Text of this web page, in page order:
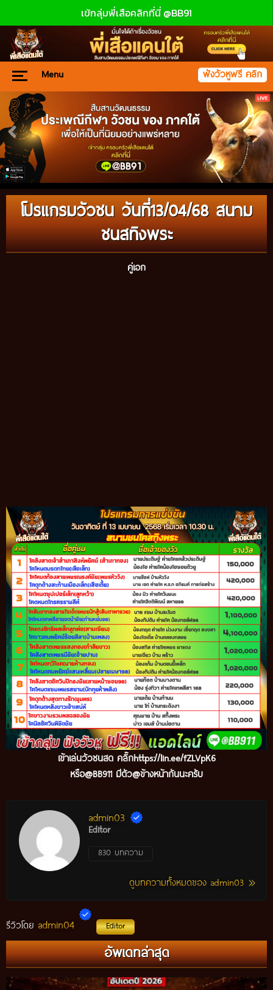
เข้กลุ่มพี่เสือคลิกที่นี่ @BB91
Menu ฟังวัวหูฟรี คลิก
โปรแกรมวัวชน วันที่13/04/68 สนาม
ชนสทิงพระ
คู่เอก
เข้าเล่นวัวชนสด คลิ๊กhttps://lin.ee/fZLVpK6
หรือ@BB911 มีตัว@ข้างหน้ากันนะครับ
admin03
Editor
830 บทความ
ดูบทความทั้งหมดของ admin03
รีวิวโดย admin04 Editor
อัพเดทล่าสุด